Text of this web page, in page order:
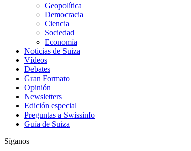
Geopolítica
Democracia
Ciencia
Sociedad
Economía
Noticias de Suiza
Vídeos
Debates
Gran Formato
Opinión
Newsletters
Edición especial
Preguntas a Swissinfo
Guía de Suiza
Síganos